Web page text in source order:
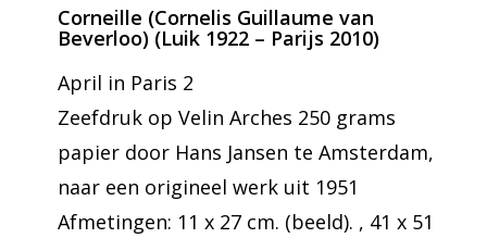
Corneille (Cornelis Guillaume van
Beverloo) (Luik 1922 – Parijs 2010)
April in Paris 2
Zeefdruk op Velin Arches 250 grams
papier door Hans Jansen te Amsterdam,
naar een origineel werk uit 1951
Afmetingen: 11 x 27 cm. (beeld). , 41 x 51